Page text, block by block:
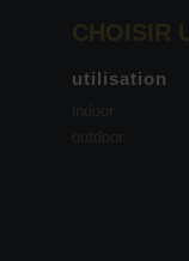
CHOISIR
utilisation